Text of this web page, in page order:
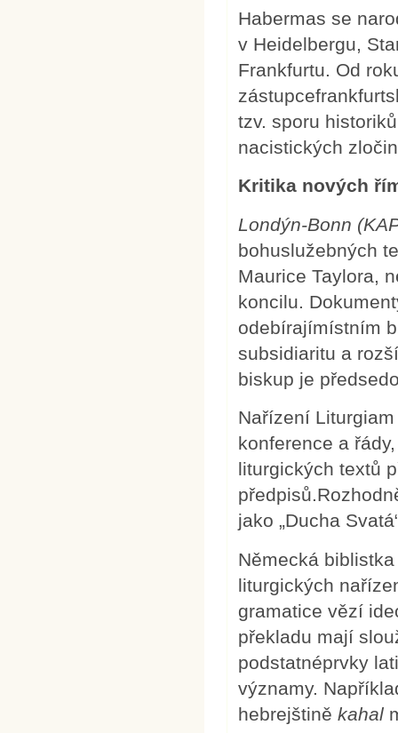
Habermas se
v Heidelbergu,
Frankfurtu. Od
tzv. sporu
nacistických
Kritika nových
Londýn-Bonn
bohuslužebných
Maurice Taylora,
koncilu.
odebírajímístním
subsidiaritu a
biskup je
Nařízení
konference a
liturgických textů
jako „Ducha
Německá
liturgických
gramatice vězí
překladu mají
podstatnéprvky
významy.
hebrejštiněkahal